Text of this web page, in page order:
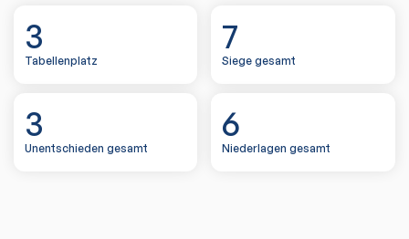
3
Tabellenplatz
7
Siege gesamt
3
Unentschieden gesamt
6
Niederlagen gesamt